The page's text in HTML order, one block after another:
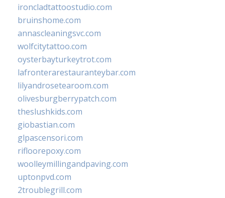
ironcladtattoostudio.com
bruinshome.com
annascleaningsvc.com
wolfcitytattoo.com
oysterbayturkeytrot.com
lafronterarestauranteybar.com
lilyandrosetearoom.com
olivesburgberrypatch.com
theslushkids.com
giobastian.com
glpascensori.com
rifloorepoxy.com
woolleymillingandpaving.com
uptonpvd.com
2troublegrill.com